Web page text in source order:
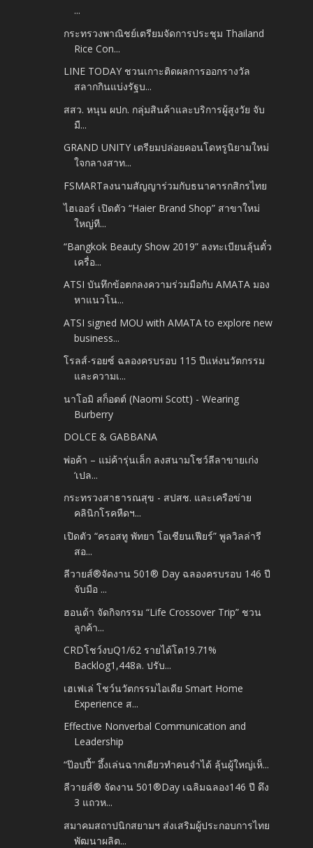
...
กระทรวงพาณิชย์เตรียมจัดการประชุม Thailand
Rice Con...
LINE TODAY ชวนเกาะติดผลการออกรางวัล
สลากกินแบ่งรัฐบ...
สสว. หนุน ผปก. กลุ่มสินค้าและบริการผู้สูงวัย จับ
มื...
GRAND UNITY เตรียมปล่อยคอนโดหรูนิยามใหม่
ใจกลางสาท...
FSMARTลงนามสัญญาร่วมกับธนาคารกสิกรไทย
ไฮเออร์ เปิดตัว “Haier Brand Shop” สาขาใหม่
ใหญ่ที...
“Bangkok Beauty Show 2019” ลงทะเบียนลุ้นตั๋ว
เครื่อ...
ATSI บันทึกข้อตกลงความร่วมมือกับ AMATA มอง
หาแนวโน...
ATSI signed MOU with AMATA to explore new
business...
โรลส์-รอยซ์ ฉลองครบรอบ 115 ปีแห่งนวัตกรรม
และความเ...
นาโอมิ สก็อตต์ (Naomi Scott) - Wearing
Burberry
DOLCE & GABBANA
พ่อค้า – แม่ค้ารุ่นเล็ก ลงสนามโชว์ลีลาขายเก่ง
‘เปล...
กระทรวงสาธารณสุข - สปสช. และเครือข่าย
คลินิกโรคหืดฯ...
เปิดตัว “ครอสทู พัทยา โอเชียนเฟียร์” พูลวิลล่ารี
สอ...
ลีวายส์®จัดงาน 501® Day ฉลองครบรอบ 146 ปี
จับมือ ...
ฮอนด้า จัดกิจกรรม “Life Crossover Trip” ชวน
ลูกค้า...
CRDโชว์งบQ1/62 รายได้โต19.71%
Backlog1,448ล. ปรับ...
เฮเฟเล่ โชว์นวัตกรรมไอเดีย Smart Home
Experience ส...
Effective Nonverbal Communication and
Leadership
“ป๊อปปี้” อึ้งเล่นฉากเดียวทำคนจำได้ ลุ้นผู้ใหญ่เห็...
ลีวายส์® จัดงาน 501®Day เฉลิมฉลอง146 ปี ดึง
3 แถวห...
สมาคมสถาปนิกสยามฯ ส่งเสริมผู้ประกอบการไทย
พัฒนาผลิต...